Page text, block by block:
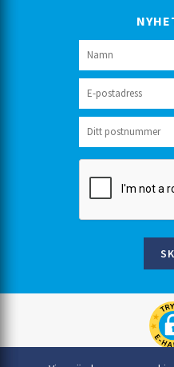
Rinkaby Rör AB,